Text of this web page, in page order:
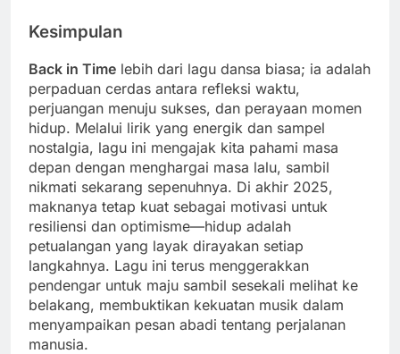
Kesimpulan
Back in Time lebih dari lagu dansa biasa; ia adalah
perpaduan cerdas antara refleksi waktu,
perjuangan menuju sukses, dan perayaan momen
hidup. Melalui lirik yang energik dan sampel
nostalgia, lagu ini mengajak kita pahami masa
depan dengan menghargai masa lalu, sambil
nikmati sekarang sepenuhnya. Di akhir 2025,
maknanya tetap kuat sebagai motivasi untuk
resiliensi dan optimisme—hidup adalah
petualangan yang layak dirayakan setiap
langkahnya. Lagu ini terus menggerakkan
pendengar untuk maju sambil sesekali melihat ke
belakang, membuktikan kekuatan musik dalam
menyampaikan pesan abadi tentang perjalanan
manusia.